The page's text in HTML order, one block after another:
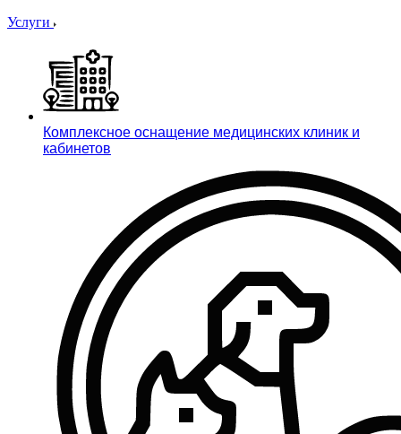
Услуги
Комплексное оснащение медицинских клиник и
кабинетов